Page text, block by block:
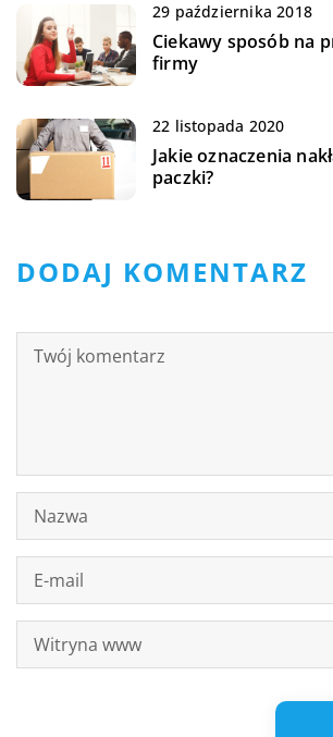
29 października 2018
Ciekawy sposób na
firmy
22 listopada 2020
Jakie oznaczenia
paczki?
DODAJ KOMENTARZ